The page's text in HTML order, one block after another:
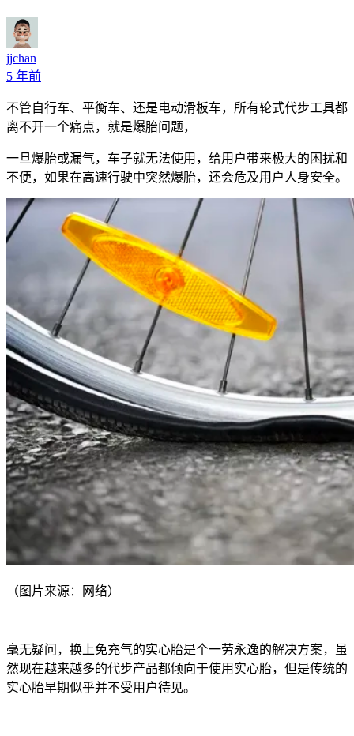
jjchan
5 年前
不管自行车、平衡车、还是电动滑板车，所有轮式代步工具都
离不开一个痛点，就是爆胎问题，
一旦爆胎或漏气，车子就无法使用，给用户带来极大的困扰和
不便，如果在高速行驶中突然爆胎，还会危及用户人身安全。
（图片来源：网络）
毫无疑问，换上免充气的实心胎是个一劳永逸的解决方案，虽
然现在越来越多的代步产品都倾向于使用实心胎，但是传统的
实心胎早期似乎并不受用户待见。